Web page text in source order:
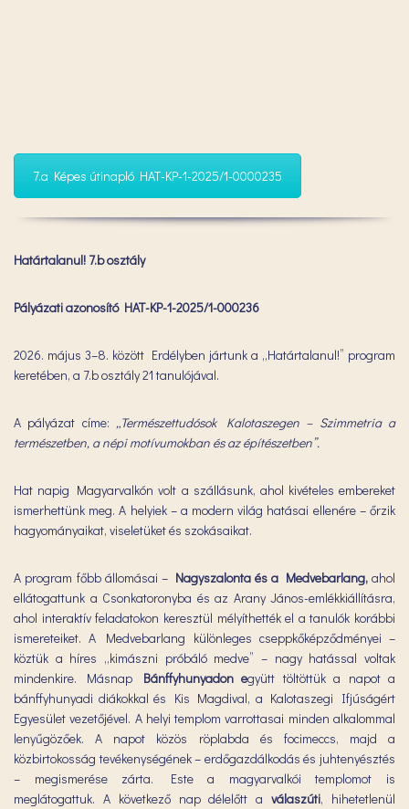
7.a Képes útinapló HAT-KP-1-2025/1-0000235
Határtalanul! 7.b osztály
Pályázati azonosító HAT-KP-1-2025/1-000236
2026. május 3–8. között Erdélyben jártunk a „Határtalanul!” program
keretében, a 7.b osztály 21 tanulójával.
A pályázat címe: „Természettudósok Kalotaszegen – Szimmetria a
természetben, a népi motívumokban és az építészetben”.
Hat napig Magyarvalkón volt a szállásunk, ahol kivételes embereket
ismerhettünk meg. A helyiek – a modern világ hatásai ellenére – őrzik
hagyományaikat, viseletüket és szokásaikat.
A program főbb állomásai – Nagyszalonta és a Medvebarlang,ahol
ellátogattunk a Csonkatoronyba és az Arany János-emlékkiállításra,
ahol interaktív feladatokon keresztül mélyíthették el a tanulók korábbi
ismereteiket. A Medvebarlang különleges cseppkőképződményei –
köztük a híres „kimászni próbáló medve” – nagy hatással voltak
mindenkire. Másnap Bánffyhunyadon együtt töltöttük a napot a
bánffyhunyadi diákokkal és Kis Magdival, a Kalotaszegi Ifjúságért
Egyesület vezetőjével. A helyi templom varrottasai minden alkalommal
lenyűgözőek. A napot közös röplabda és focimeccs, majd a
közbirtokosság tevékenységének – erdőgazdálkodás és juhtenyésztés
– megismerése zárta. Este a magyarvalkói templomot is
meglátogattuk. A következő nap délelőtt aválaszúti, hihetetlenül